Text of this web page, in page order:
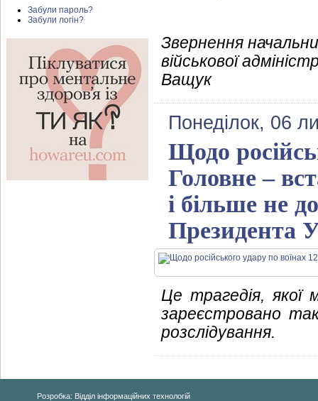
Забули пароль?
Забули логін?
Звернення
військової
Ващук
Понеділок, 06
Щодо
Головне –
і більше не
Президента
Це трагедія,
зареєстровано
розслідування.
Розробка: Відділ інформаційних технологій